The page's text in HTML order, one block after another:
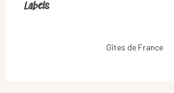
Labels
Labels
Gîtes de France